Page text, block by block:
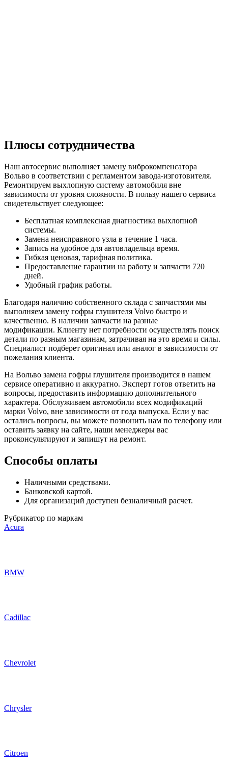
Плюсы сотрудничества
Наш автосервис выполняет замену виброкомпенсатора
Вольво в соответствии с регламентом завода-изготовителя.
Ремонтируем выхлопную систему автомобиля вне
зависимости от уровня сложности. В пользу нашего сервиса
свидетельствует следующее:
Бесплатная комплексная диагностика выхлопной
системы.
Замена неисправного узла в течение 1 часа.
Запись на удобное для автовладельца время.
Гибкая ценовая, тарифная политика.
Предоставление гарантии на работу и запчасти 720
дней.
Удобный график работы.
Благодаря наличию собственного склада с запчастями мы
выполняем замену гофры глушителя Volvo быстро и
качественно. В наличии запчасти на разные
модификации. Клиенту нет потребности осуществлять поиск
детали по разным магазинам, затрачивая на это время и силы.
Специалист подберет оригинал или аналог в зависимости от
пожелания клиента.
На Вольво замена гофры глушителя производится в нашем
сервисе оперативно и аккуратно. Эксперт готов ответить на
вопросы, предоставить информацию дополнительного
характера. Обслуживаем автомобили всех модификаций
марки Volvo, вне зависимости от года выпуска. Если у вас
остались вопросы, вы можете позвонить нам по телефону или
оставить заявку на сайте, наши менеджеры вас
проконсультируют и запишут на ремонт.
Способы оплаты
Наличными средствами.
Банковской картой.
Для организаций доступен безналичный расчет.
Рубрикатор по маркам
Acura
BMW
Cadillac
Chevrolet
Chrysler
Citroen